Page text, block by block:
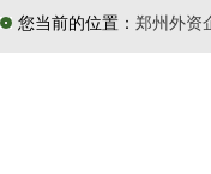
您当前的位置： 郑州外资